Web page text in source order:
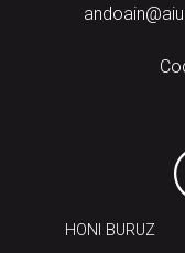
HONI BURUZ